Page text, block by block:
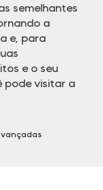
semelhantes
a
e, para
e o seu
pode visitar a